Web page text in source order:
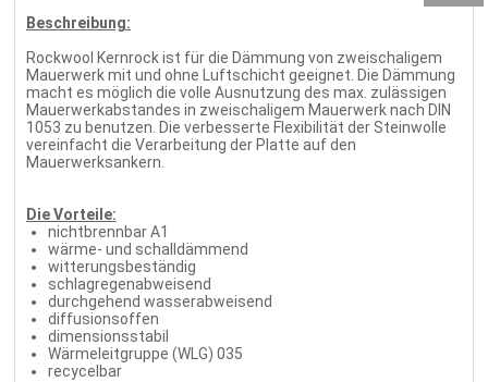
Beschreibung:
Rockwool Kernrock ist für die Dämmung von zweischaligem
Mauerwerk mit und ohne Luftschicht geeignet. Die Dämmung
macht es möglich die volle Ausnutzung des max. zulässigen
Mauerwerkabstandes in zweischaligem Mauerwerk nach DIN
1053 zu benutzen. Die verbesserte Flexibilität der Steinwolle
vereinfacht die Verarbeitung der Platte auf den
Mauerwerksankern.
Die Vorteile:
nichtbrennbar A1
wärme- und schalldämmend
witterungsbeständig
schlagregenabweisend
durchgehend wasserabweisend
diffusionsoffen
dimensionsstabil
Wärmeleitgruppe (WLG) 035
recycelbar